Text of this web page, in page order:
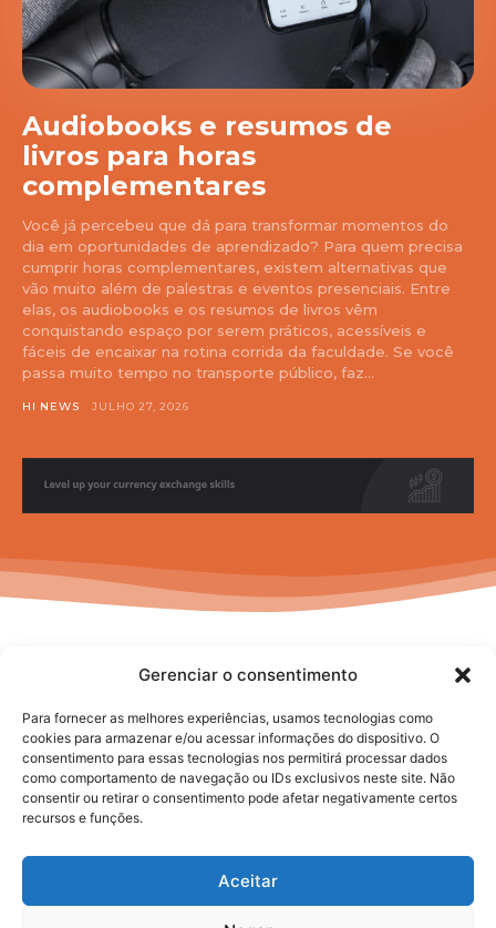
Gerenciar o consentimento
Para fornecer as melhores experiências, usamos tecnologias como
cookies para armazenar e/ou acessar informações do dispositivo. O
consentimento para essas tecnologias nos permitirá processar dados
como comportamento de navegação ou IDs exclusivos neste site. Não
consentir ou retirar o consentimento pode afetar negativamente certos
recursos e funções.
Aceitar
Audiobooks e resumos de
livros para horas
complementares
Você já percebeu que dá para transformar momentos do
dia em oportunidades de aprendizado? Para quem precisa
cumprir horas complementares, existem alternativas que
vão muito além de palestras e eventos presenciais. Entre
elas, os audiobooks e os resumos de livros vêm
conquistando espaço por serem práticos, acessíveis e
fáceis de encaixar na rotina corrida da faculdade. Se você
passa muito tempo no transporte público, faz...
HI NEWS JULHO 27, 2026
No posts to display